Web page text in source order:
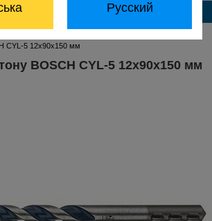
Русский
Каталог продукции
CYL-5 12x90x150 мм
BOSCH CYL-5 12x90x150 мм